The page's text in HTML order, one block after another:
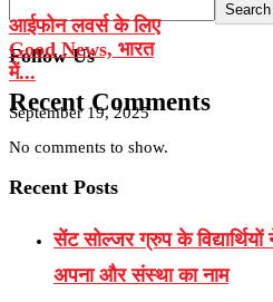
आईफोन लवर्स के लिए
Good News, भारत
में...
September 19, 2025
Search
Follow Us
Recent Comments
No comments to show.
Recent Posts
सेंट सोल्जर ग्रुप के
अपना और संस्था का नाम